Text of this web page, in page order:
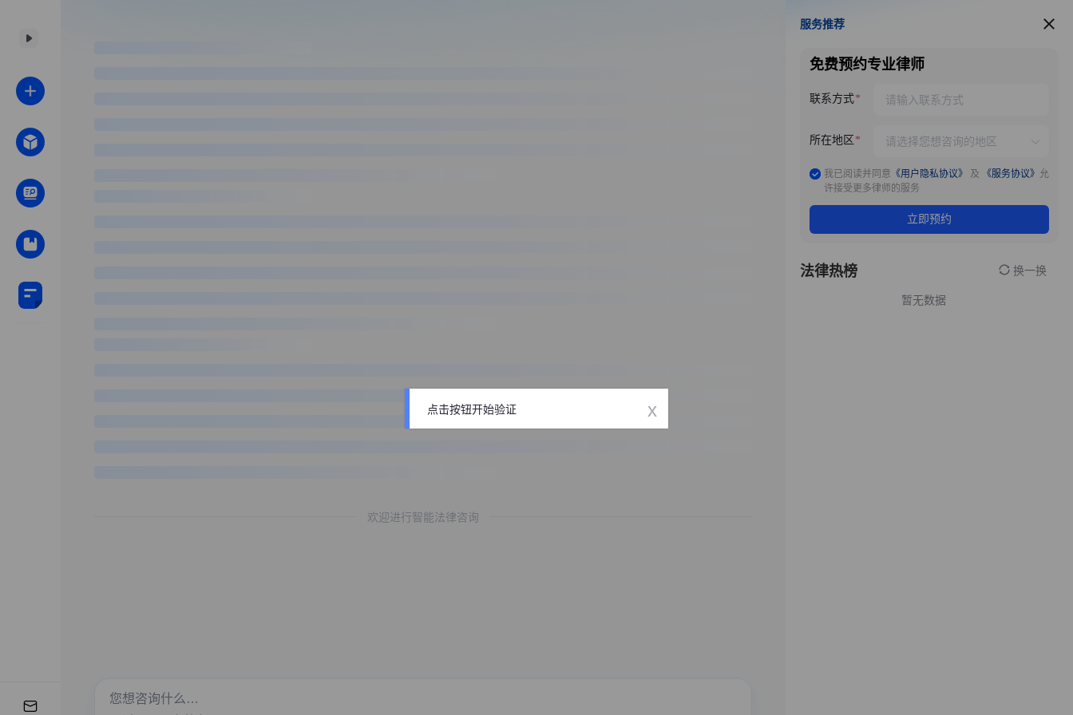
欢迎进行智能法律咨询
服务推荐
服务推荐
免费预约专业律师
联系方式
所在地区
我已阅读并同意 《用户隐私协议》 及 《服务协议》 允
许接受更多律师的服务
立即预约
法律热榜 换一换
暂无数据
点击按钮开始验证 x